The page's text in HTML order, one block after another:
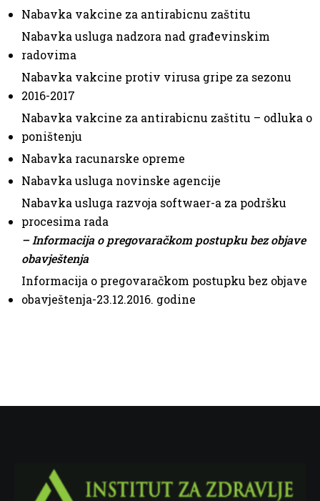
Nabavka vakcine za antirabicnu zaštitu
Nabavka usluga nadzora nad građevinskim
radovima
Nabavka vakcine protiv virusa gripe za sezonu
2016-2017
Nabavka vakcine za antirabicnu zaštitu – odluka o
poništenju
Nabavka racunarske opreme
Nabavka usluga novinske agencije
Nabavka usluga razvoja softwaer-a za podršku
procesima rada
– Informacija o pregovaračkom postupku bez objave
obavještenja
Informacija o pregovaračkom postupku bez objave
obavještenja-23.12.2016. godine